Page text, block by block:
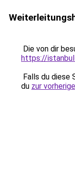
Die von dir
https://
Falls du diese
du zur